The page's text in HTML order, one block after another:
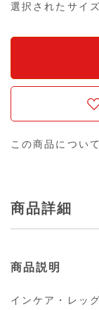
選択されたサイ
この商品につい
商品詳細
商品説明
インケア・レッ